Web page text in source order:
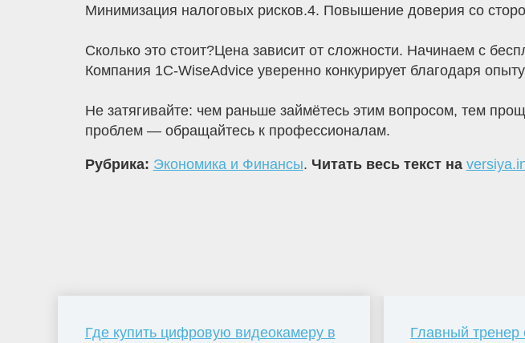
Минимизация налоговых рисков.4. Повышение доверия со
Сколько это стоит?Цена зависит от сложности. Начинаем с
Компания 1С-WiseAdvice уверенно конкурирует благодаря
Не затягивайте: чем раньше займётесь этим вопросом, тем
проблем — обращайтесь к профессионалам.
Рубрика: Экономика и Финансы. Читать весь текст на
Где купить цифровую видеокамеру в
Главный тренер